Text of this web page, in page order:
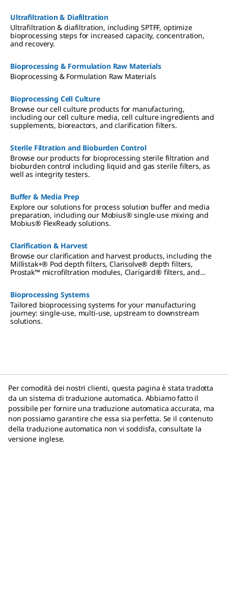
Ultrafiltration & Diafiltration
Ultrafiltration & diafiltration, including SPTFF, optimize
bioprocessing steps for increased capacity, concentration,
and recovery.
Bioprocessing & Formulation Raw Materials
Bioprocessing & Formulation Raw Materials
Bioprocessing Cell Culture
Browse our cell culture products for manufacturing,
including our cell culture media, cell culture ingredients and
supplements, bioreactors, and clarification filters.
Sterile Filtration and Bioburden Control
Browse our products for bioprocessing sterile filtration and
bioburden control including liquid and gas sterile filters, as
well as integrity testers.
Buffer & Media Prep
Explore our solutions for process solution buffer and media
preparation, including our Mobius® single-use mixing and
Mobius® FlexReady solutions.
Clarification & Harvest
Browse our clarification and harvest products, including the
Millistak+® Pod depth filters, Clarisolve® depth filters,
Prostak™ microfiltration modules, Clarigard® filters, and
Bioprocessing Systems
Tailored bioprocessing systems for your manufacturing
journey: single-use, multi-use, upstream to downstream
solutions.
Per comodità dei nostri clienti, questa pagina è stata tradotta
da un sistema di traduzione automatica. Abbiamo fatto il
possibile per fornire una traduzione automatica accurata, ma
non possiamo garantire che essa sia perfetta. Se il contenuto
della traduzione automatica non vi soddisfa, consultate la
versione inglese.